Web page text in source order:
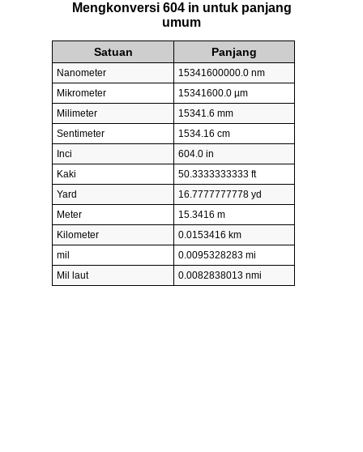
Mengkonversi 604 in untuk panjang
umum
Satuan Panjang
Nanometer
15341600000.0 nm
Mikrometer
15341600.0 µm
Milimeter
15341.6 mm
Sentimeter
1534.16 cm
Inci
604.0 in
Kaki
50.3333333333 ft
Yard
16.7777777778 yd
Meter
15.3416 m
Kilometer
0.0153416 km
mil
0.0095328283 mi
Mil laut
0.0082838013 nmi